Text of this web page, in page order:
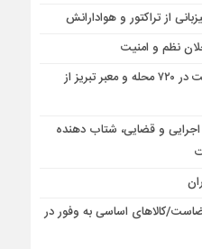
از تراکتور و هوادارانش
نظم و امنیت
توزیع ۲۱۰ هزار و ۶۸۳ تن آسفالت در ۷۲۰ محله و معبر تبریز از
و قضایی، شتاب‌ دهنده
اساسی ۳ برابر تقاضاست/کالاهای اساسی به وفور در